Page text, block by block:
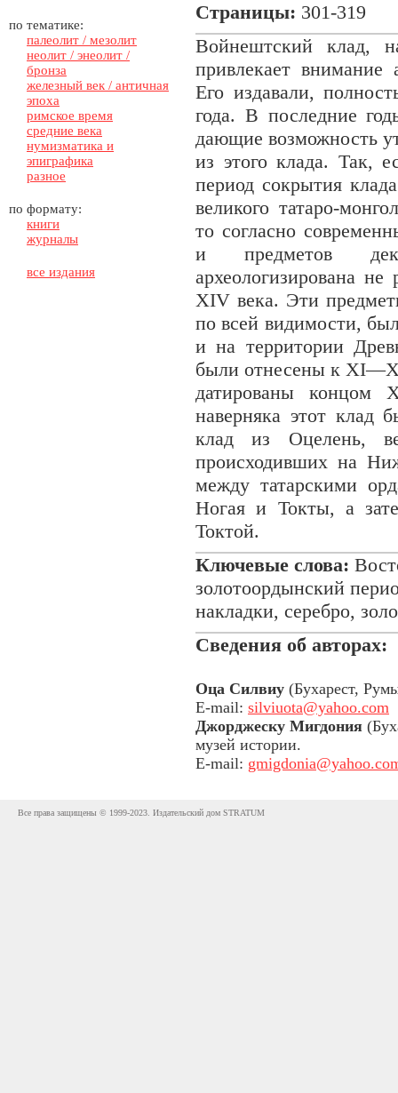
по тематике:
палеолит / мезолит
неолит / энеолит /
бронза
железный век / античная
эпоха
римское время
средние века
нумизматика и
эпиграфика
разное
по формату:
книги
журналы
все издания
Страницы: 301-319
Войнештский клад,
привлекает внимание
Его издавали,
года. В последние
дающие возможность
из этого клада. Так,
период сокрытия
великого татаро-
то согласно
и предметов
археологизирована
XIV века. Эти
по всей видимости,
и на территории
были отнесены к
датированы
наверняка этот клад
клад из Оцелень,
происходивших на
между татарскими
Ногая и Токты, а
Токтой.
Ключевые слова:
золотоордынский
накладки, серебро,
Сведения об авторах:
Оца Силвиу (Бухарест,
E-mail: silviuota@yahoo.com
Джорджеску Мигдония
музей истории.
E-mail:
Все права защищены © 1999-2023. Издательский дом STRATUM